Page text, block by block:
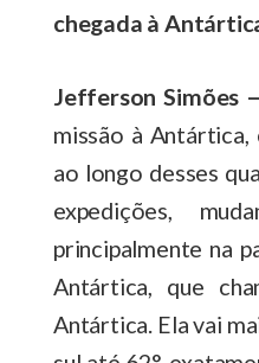
chegada à
Jefferson Simões
missão à Antártica,
ao longo desses
expedições,
principalmente na
Antártica, que
Antártica. Ela vai